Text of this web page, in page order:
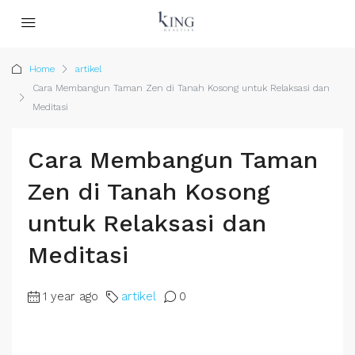
Home
artikel
Cara Membangun Taman Zen di Tanah Kosong untuk Relaksasi dan
Meditasi
Cara Membangun Taman
Zen di Tanah Kosong
untuk Relaksasi dan
Meditasi
1 year ago artikel 0